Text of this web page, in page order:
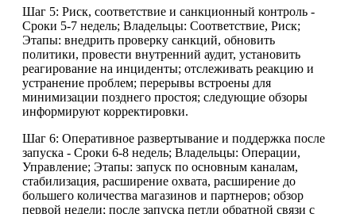
Шаг 5: Риск, соответствие и санкционный контроль -
Сроки 5-7 недель; Владельцы: Соответствие, Риск;
Этапы: внедрить проверку санкций, обновить
политики, провести внутренний аудит, установить
реагирование на инциденты; отслеживать реакцию и
устранение проблем; перерывы встроены для
минимизации позднего простоя; следующие обзоры
информируют корректировки.
Шаг 6: Оперативное развертывание и поддержка после
запуска - Сроки 6-8 недель; Владельцы: Операции,
Управление; Этапы: запуск по основным каналам,
стабилизация, расширение охвата, расширение до
большего количества магазинов и партнеров; обзор
первой недели; после запуска петли обратной связи с